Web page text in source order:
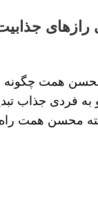
رازهای
همت چگونه
به فردی جذاب
محسن همت